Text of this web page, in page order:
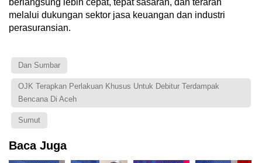
berlangsung lebih cepat, tepat sasaran, dan terarah
melalui dukungan sektor jasa keuangan dan industri
perasuransian.
Dan Sumbar
OJK Terapkan Perlakuan Khusus Untuk Debitur Terdampak
Bencana Di Aceh
Sumut
Baca Juga